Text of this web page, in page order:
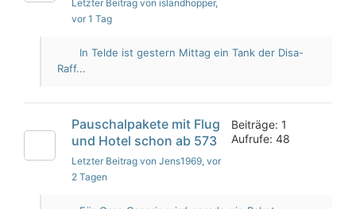
Letzter Beitrag von islandhopper,
vor 1 Tag
In Telde ist gestern Mittag ein Tank der Disa-
Raff...
Pauschalpakete mit Flug
und Hotel schon ab 573
Letzter Beitrag von Jens1969, vor
2 Tagen
Beiträge: 1
Aufrufe: 48